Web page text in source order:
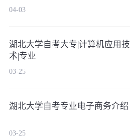
04-03
湖北大学自考大专|计算机应用技
术|专业
03-25
湖北大学自考专业电子商务介绍
03-25